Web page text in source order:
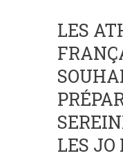
LES
LES JO